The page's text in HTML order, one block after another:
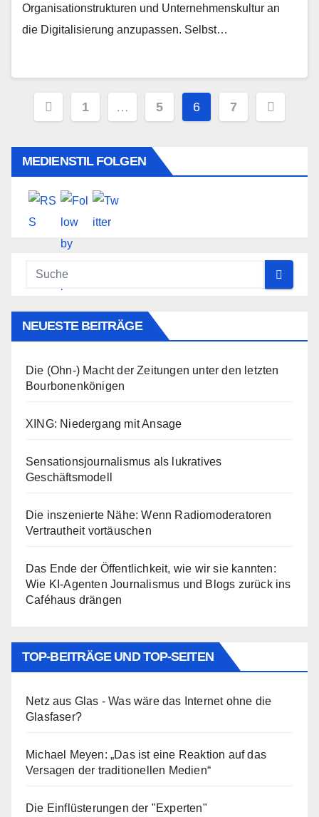
Organisationstrukturen und Unternehmenskultur an
die Digitalisierung anzupassen. Selbst…
Seitennummerierung
Beiträge
1 … 5 6 7
MEDIENSTIL FOLGEN
NEUESTE BEITRÄGE
Die (Ohn-) Macht der Zeitungen unter den letzten
Bourbonenkönigen
XING: Niedergang mit Ansage
Sensationsjournalismus als lukratives
Geschäftsmodell
Die inszenierte Nähe: Wenn Radiomoderatoren
Vertrautheit vortäuschen
Das Ende der Öffentlichkeit, wie wir sie kannten:
Wie KI-Agenten Journalismus und Blogs zurück ins
Caféhaus drängen
TOP-BEITRÄGE UND TOP-SEITEN
Netz aus Glas - Was wäre das Internet ohne die
Glasfaser?
Michael Meyen: „Das ist eine Reaktion auf das
Versagen der traditionellen Medien“
Die Einflüsterungen der "Experten"